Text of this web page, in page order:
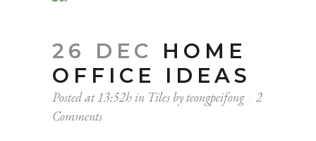
26 DEC
HOME
OFFICE IDEAS
Posted at 13:52hin Tiles byteongpeifong
2
Comments